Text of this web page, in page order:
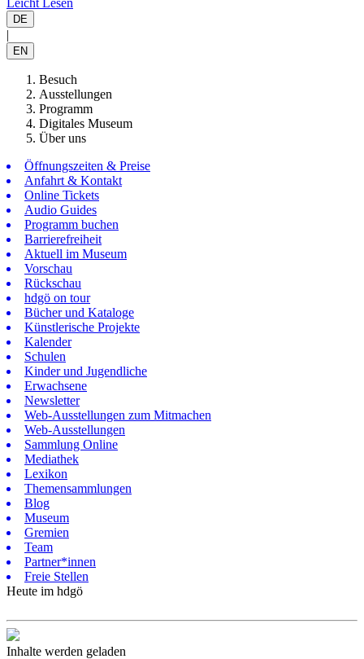
Leicht Lesen
DE
|
EN
Besuch
Ausstellungen
Programm
Digitales Museum
Über uns
Öffnungszeiten & Preise
Anfahrt & Kontakt
Online Tickets
Audio Guides
Programm buchen
Barrierefreiheit
Aktuell im Museum
Vorschau
Rückschau
hdgö on tour
Bücher und Kataloge
Künstlerische Projekte
Kalender
Schulen
Kinder und Jugendliche
Erwachsene
Newsletter
Web-Ausstellungen zum Mitmachen
Web-Ausstellungen
Sammlung Online
Mediathek
Lexikon
Themensammlungen
Blog
Museum
Gremien
Team
Partner*innen
Freie Stellen
Heute im hdgö
Inhalte werden geladen